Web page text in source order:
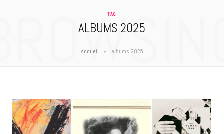
TAG
ALBUMS 2025
Accueil » albums 2025